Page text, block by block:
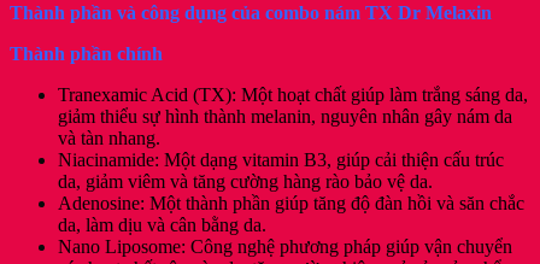
Mặt
TX
100ml,
[Otel-
Starx-
Chính
Hãng]
lượng
Thành phần và công dụng của combo nám TX Dr Melaxin
Thành phần chính
Tranexamic Acid (TX): Một hoạt chất giúp làm trắng sáng da,
giảm thiểu sự hình thành melanin, nguyên nhân gây nám da
và tàn nhang.
Niacinamide: Một dạng vitamin B3, giúp cải thiện cấu trúc
da, giảm viêm và tăng cường hàng rào bảo vệ da.
Adenosine: Một thành phần giúp tăng độ đàn hồi và săn chắc
da, làm dịu và cân bằng da.
Nano Liposome: Công nghệ phương pháp giúp vận chuyển